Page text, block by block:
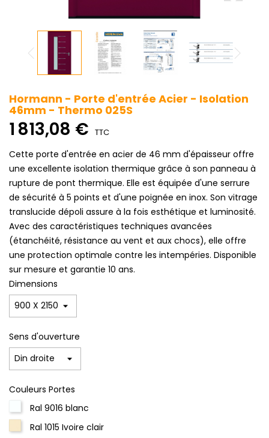
Hormann - Porte d'entrée Acier - Isolation
46mm - Thermo 025S
1 813,08 € TTC
Cette porte d'entrée en acier de 46 mm d'épaisseur offre
une excellente isolation thermique grâce à son panneau à
rupture de pont thermique. Elle est équipée d'une serrure
de sécurité à 5 points et d'une poignée en inox. Son vitrage
translucide dépoli assure à la fois esthétique et luminosité.
Avec des caractéristiques techniques avancées
(étanchéité, résistance au vent et aux chocs), elle offre
une protection optimale contre les intempéries. Disponible
sur mesure et garantie 10 ans.
Dimensions
Sens d'ouverture
Couleurs Portes
Ral 9016 blanc
Ral 1015 Ivoire clair